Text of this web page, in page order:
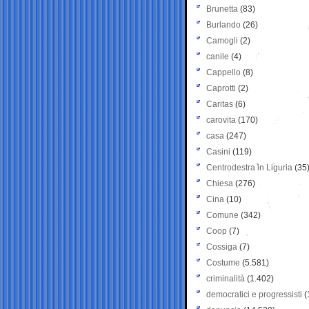
Brunetta (83)
Burlando (26)
Camogli (2)
canile (4)
Cappello (8)
Caprotti (2)
Caritas (6)
carovita (170)
casa (247)
Casini (119)
Centrodestra in Liguria (35)
Chiesa (276)
Cina (10)
Comune (342)
Coop (7)
Cossiga (7)
Costume (5.581)
criminalità (1.402)
democratici e progressisti